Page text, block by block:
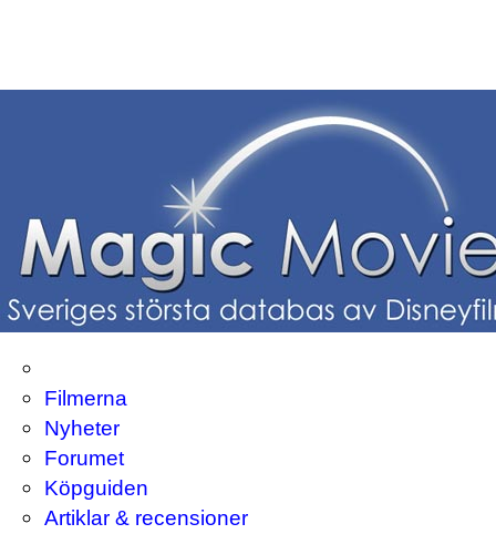
Filmerna
Nyheter
Forumet
Köpguiden
Artiklar & recensioner